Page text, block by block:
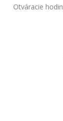
Otváracie